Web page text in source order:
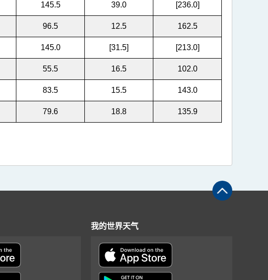
145.5 39.0 [236.0]
96.5 12.5 162.5
145.0 [31.5] [213.0]
55.5 16.5 102.0
83.5 15.5 143.0
79.6 18.8 135.9
我的世界天气